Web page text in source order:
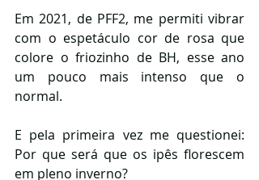
Em 2021, de PFF2, me permiti vibrar
com o espetáculo cor de rosa que
colore o friozinho de BH, esse ano
um pouco mais intenso que o
normal.
E pela primeira vez me questionei:
Por que será que os ipês florescem
em pleno inverno?